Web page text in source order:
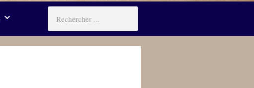
Rechercher